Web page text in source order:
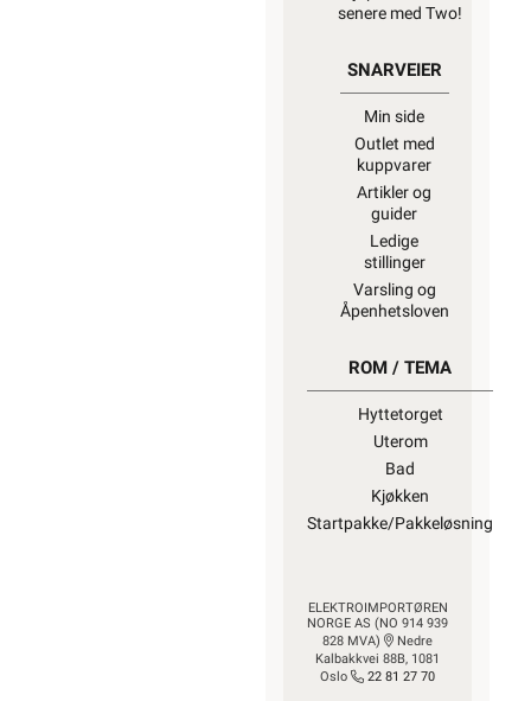
senere med Two!
SNARVEIER
Min side
Outlet med
kuppvarer
Artikler og
guider
Ledige
stillinger
Varsling og
Åpenhetsloven
ROM / TEMA
Hyttetorget
Uterom
Bad
Kjøkken
Startpakke/Pakkeløsning
ELEKTROIMPORTØREN
NORGE AS (NO 914 939
828 MVA)
Nedre
Kalbakkvei 88B, 1081
Oslo
22 81 27 70